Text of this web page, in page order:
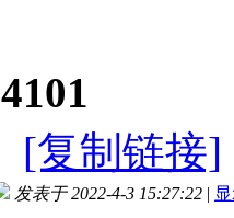
4101
[复制链接]
发表于 2022-4-3 15:27:22 |